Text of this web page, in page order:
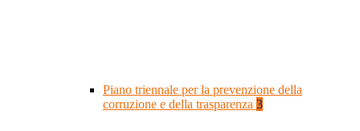
Piano triennale per la prevenzione della
corruzione e della trasparenza 3